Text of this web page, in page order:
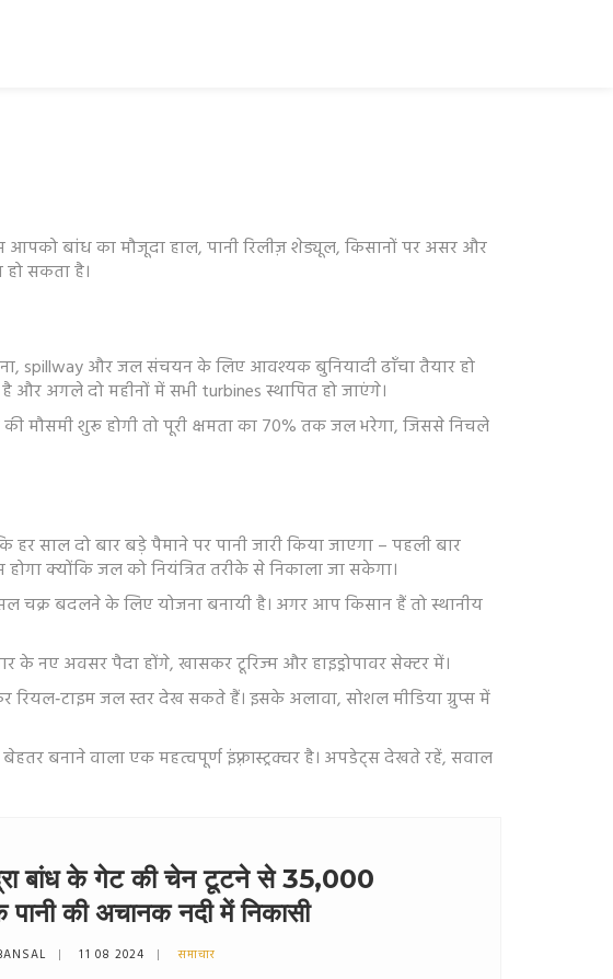
बांध का मौजूदा हाल, पानी रिलीज़ शेड्यूल, किसानों पर असर और
सकता है।
spillway और जल संचयन के लिए आवश्यक बुनियादी ढाँचा तैयार हो
अगले दो महीनों में सभी turbines स्थापित हो जाएंगे।
मौसमी शुरू होगी तो पूरी क्षमता का 70% तक जल भरेगा, जिससे निचले
साल दो बार बड़े पैमाने पर पानी जारी किया जाएगा – पहली बार
क्योंकि जल को नियंत्रित तरीके से निकाला जा सकेगा।
चक्र बदलने के लिए योजना बनायी है। अगर आप किसान हैं तो स्थानीय
के नए अवसर पैदा होंगे, खासकर टूरिज्म और हाइड्रोपावर सेक्टर में।
जल स्तर देख सकते हैं। इसके अलावा, सोशल मीडिया ग्रुप्स में
बनाने वाला एक महत्वपूर्ण इंफ़्रास्ट्रक्चर है। अपडेट्स देखते रहें, सवाल
बांध के गेट की चेन टूटने से 35,000
की अचानक नदी में निकासी
11 08 2024 समाचार